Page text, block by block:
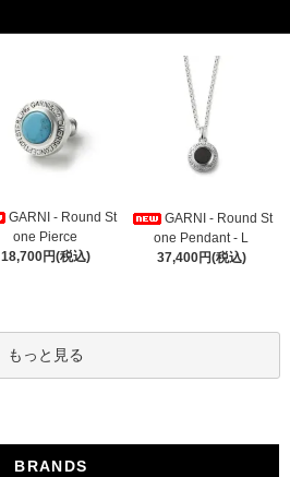
GARNI - Round St
one Pierce
18,700円(税込)
GARNI - Round St
one Pendant - L
37,400円(税込)
もっと見る
BRANDS